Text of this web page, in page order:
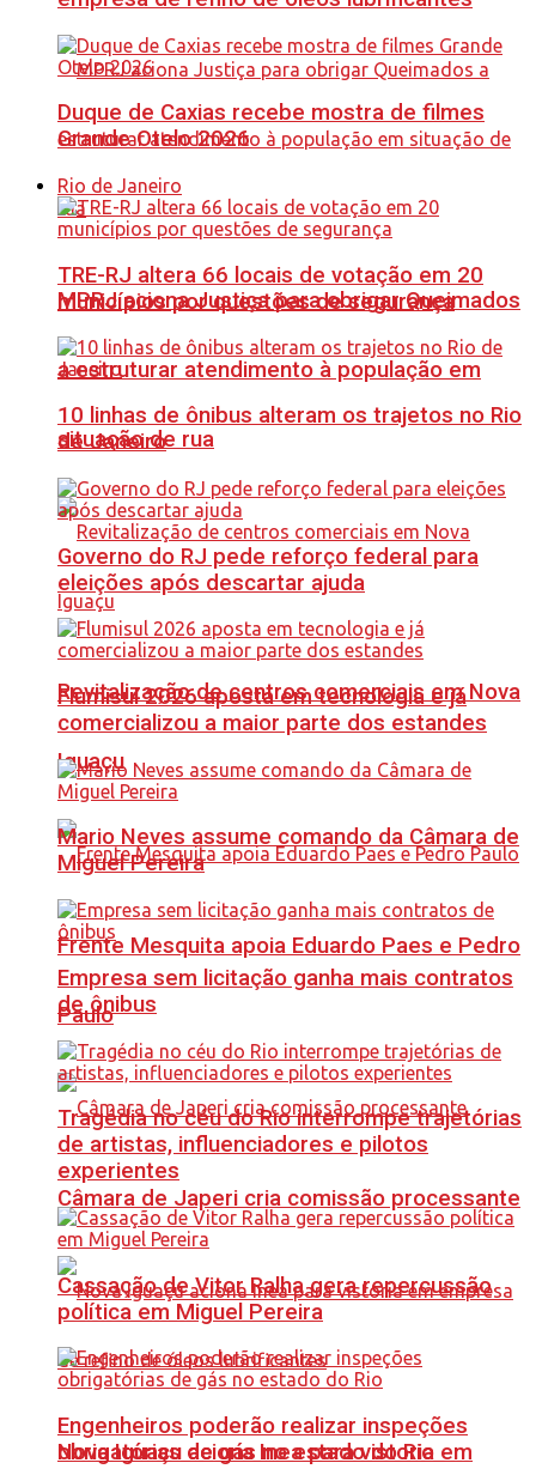
MPRJ aciona Justiça para obrigar Queimados
a estruturar atendimento à população em
situação de rua
Revitalização de centros comerciais em Nova
Iguaçu
Frente Mesquita apoia Eduardo Paes e Pedro
Paulo
Câmara de Japeri cria comissão processante
Nova Iguaçu aciona Inea para vistoria em
Duque de Caxias recebe mostra de filmes
Grande Otelo 2026
Rio de Janeiro
TRE-RJ altera 66 locais de votação em 20
municípios por questões de segurança
10 linhas de ônibus alteram os trajetos no Rio
de Janeiro
Governo do RJ pede reforço federal para
eleições após descartar ajuda
Flumisul 2026 aposta em tecnologia e já
comercializou a maior parte dos estandes
Mario Neves assume comando da Câmara de
Miguel Pereira
Empresa sem licitação ganha mais contratos
de ônibus
Tragédia no céu do Rio interrompe trajetórias
de artistas, influenciadores e pilotos
experientes
Cassação de Vitor Ralha gera repercussão
política em Miguel Pereira
Engenheiros poderão realizar inspeções
obrigatórias de gás no estado do Rio